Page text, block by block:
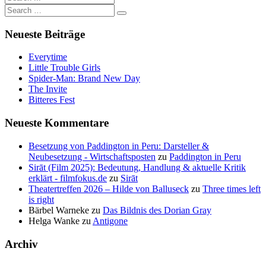
Neueste Beiträge
Everytime
Little Trouble Girls
Spider-Man: Brand New Day
The Invite
Bitteres Fest
Neueste Kommentare
Besetzung von Paddington in Peru: Darsteller &
Neubesetzung - Wirtschaftsposten zu Paddington in Peru
Sirāt (Film 2025): Bedeutung, Handlung & aktuelle Kritik
erklärt - filmfokus.de zu Sirāt
Theatertreffen 2026 – Hilde von Balluseck zu Three times left
is right
Bärbel Warneke zu Das Bildnis des Dorian Gray
Helga Wanke zu Antigone
Archiv